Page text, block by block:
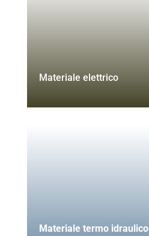
Materiale elettrico
Materiale termo idraulico